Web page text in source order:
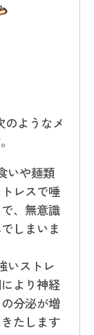
のようなメ
いや麺類
レスで唾
、無意識
しまいま
いストレ
より神経
分泌が増
たします